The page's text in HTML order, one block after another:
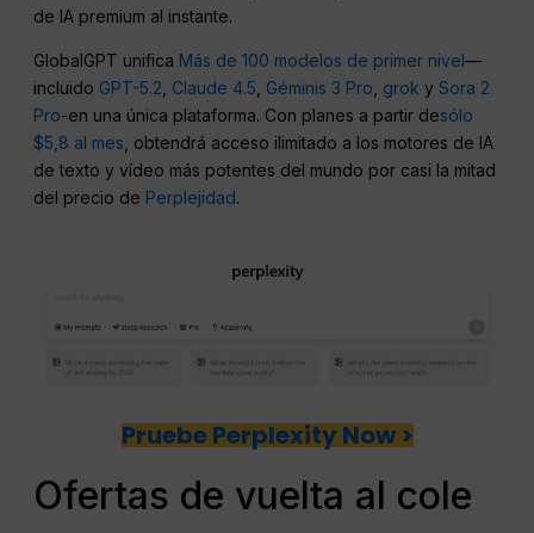
de IA premium al instante.
GlobalGPT unifica Más de 100 modelos de primer nivel—
incluido GPT-5.2 Claude 4.5 Géminis 3 Pro grok ySora 2
Pro-en una única plataforma. Con planes a partir desólo
$5,8 al mes , obtendrá acceso ilimitado a los motores de IA
de texto y vídeo más potentes del mundo por casi la mitad
del precio de Perplejidad.
Pruebe Perplexity Now >
Ofertas de vuelta al cole